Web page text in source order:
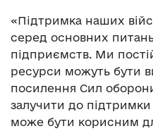
«Підтримка наших
серед основних
підприємств. Ми
ресурси можуть бути
посилення Сил
залучити до
може бути корисним